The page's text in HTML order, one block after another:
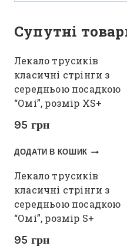
Супутні
Лекало трусиків
класичні стрінги з
середньою посадкою
“Омі”, розмір XS+
95 грн
ДОДАТИ В КОШИК
Лекало трусиків
класичні стрінги з
середньою посадкою
“Омі”, розмір S+
95 грн